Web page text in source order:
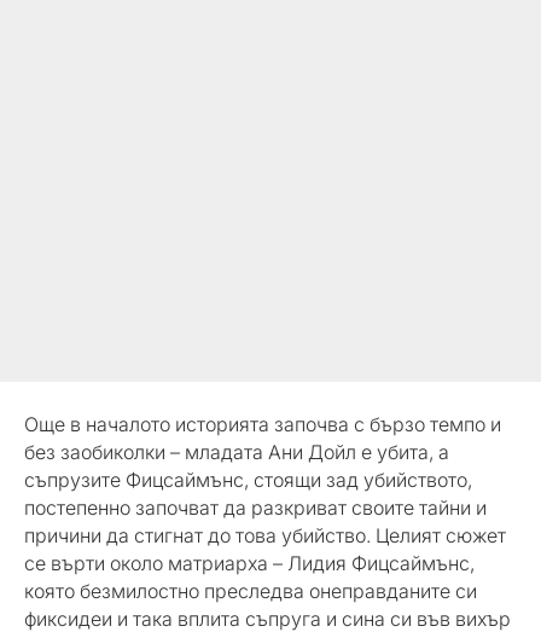
Още в началото историята започва с бързо темпо и
без заобиколки – младата Ани Дойл е убита, а
съпрузите Фицсаймънс, стоящи зад убийството,
постепенно започват да разкриват своите тайни и
причини да стигнат до това убийство. Целият сюжет
се върти около матриарха – Лидия Фицсаймънс,
която безмилостно преследва онеправданите си
фиксидеи и така вплита съпруга и сина си във вихър